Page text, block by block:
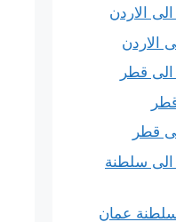
الاردن
الاردن
قطر
قطر
سلطنة
عمان